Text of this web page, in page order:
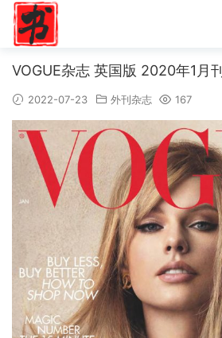
VOGUE杂志 英国版 2020年1月刊
2022-07-23 外刊杂志 167